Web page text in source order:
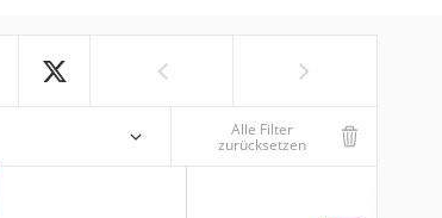
Alle Filter
zurücksetzen